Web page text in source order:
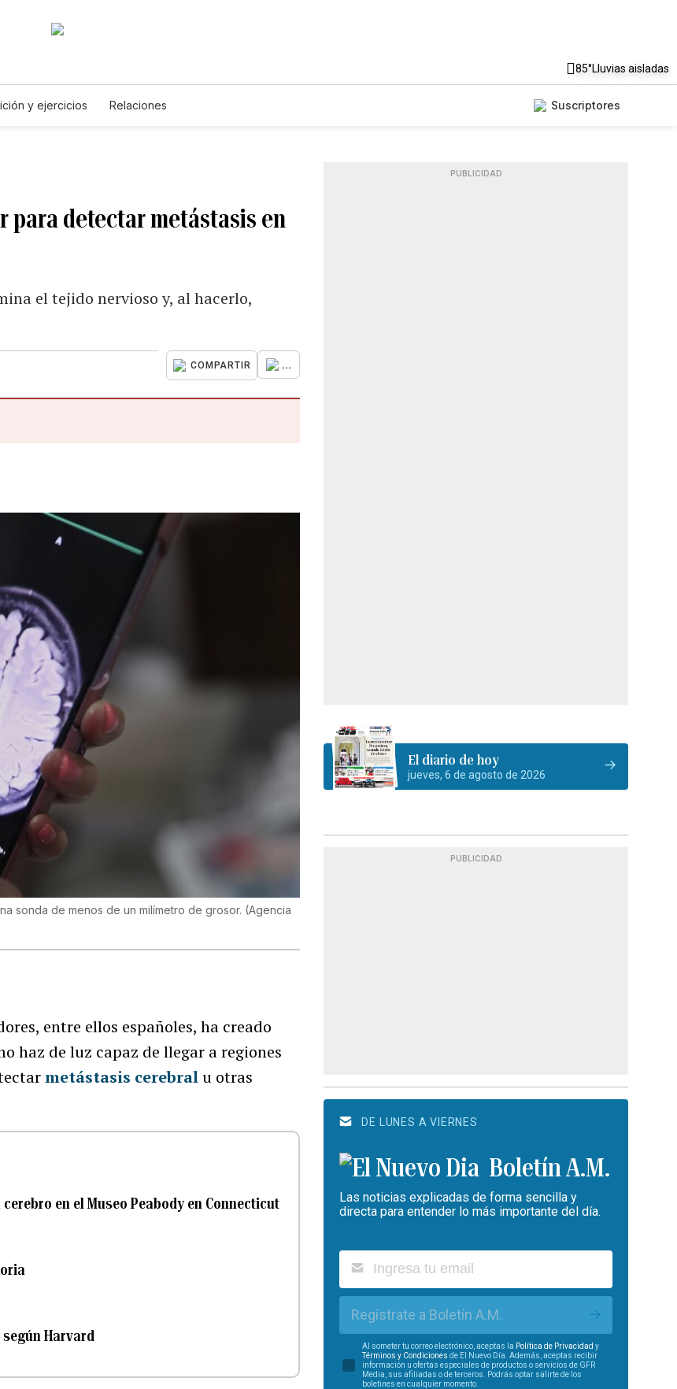
85°Lluvias aisladas
y ejercicios Relaciones Suscriptores
detectar metástasis en
el tejido nervioso y, al hacerlo,
COMPARTIR ...
sonda de menos de un milímetro de grosor. (Agencia
entre ellos españoles, ha creado
haz de luz capaz de llegar a regiones
metástasis cerebral u otras
en el Museo Peabody en Connecticut
Harvard
PUBLICIDAD
El diario de hoy
jueves, 6 de agosto de 2026
PUBLICIDAD
DE LUNES A VIERNES
Boletín A.M.
Las noticias explicadas de forma sencilla y
directa para entender lo más importante del día.
Regístrate a Boletín A.M.
Al someter tu correo electrónico, aceptas la Política de Privacidad y
Términos y Condiciones de El Nuevo Día. Además, aceptas recibir
información u ofertas especiales de productos o servicios de GFR
Media, sus afiliadas o de terceros. Podrás optar salirte de los
boletines en cualquier momento.